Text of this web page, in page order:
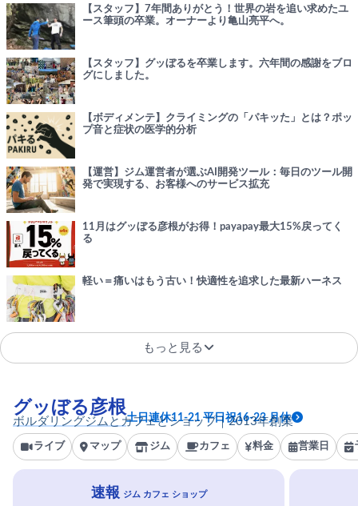
【スタッフ】7年間ありがとう！世界の岩を追い求めたユ
ース筆頭の卒業。オーナーより亀山亮平へ。
【スタッフ】グッぼるを卒業します。六年間の感謝をブロ
グにしました。
【ボディメンテ】クライミングの「パキッた」とは？ポッ
プ音と症状の医学的分析
【運営】ジム運営者が選ぶAI開発ツール：毎日のツール開
発で実現する、お客様へのサービス拡充
11月はグッぼる彦根がお得！payapay最大15%戻ってく
る
軽い＝痛いはもう古い！快適性を追求した最新ハーネス
もっと見る
ボルダリングジムとカフェとショップ｜2013年創業
グッぼる彦根
土日連休11-21 平日祝16-23 月休
ライブ マップ ジム カフェ 料金 営業日
速報 ジム カフェ ショップ